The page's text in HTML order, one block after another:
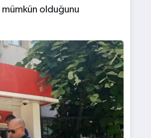
olduğunu